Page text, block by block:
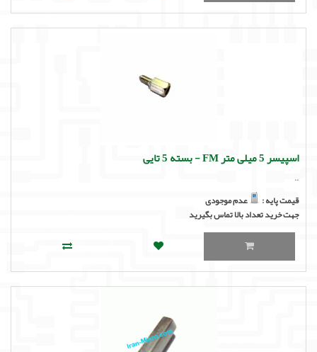
اسپیسر 5 میلی متر FM - بسته 5 تایی
..
قیمت پایه :
عدم موجودی
جهت خرید تعداد بالا تماس بگیرید